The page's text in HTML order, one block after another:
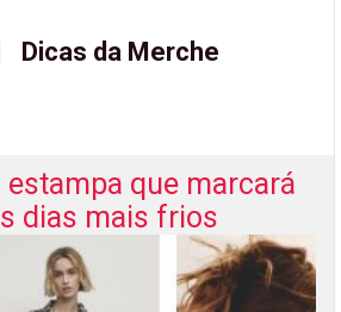
Dicas da Merche
estampa que marcará
dias mais frios